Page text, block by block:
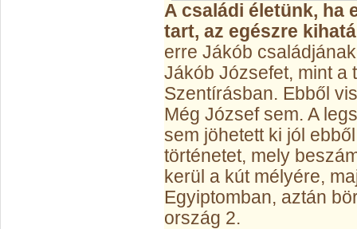
A családi életünk, ha
tart, az egészre
erre Jákób
Jákób Józsefet, mint a
Szentírásban. Ebből
Még József sem. A
sem jöhetett ki jól
történetet, mely
kerül a kút mélyére,
Egyiptomban, aztán
ország 2.